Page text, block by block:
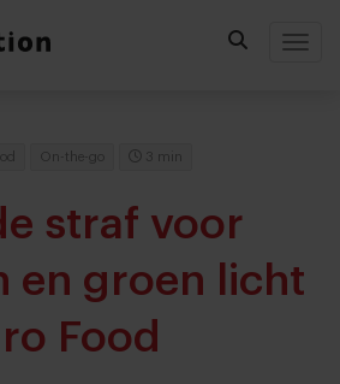
On-the-go 3 min
straf voor
en groen licht
Food